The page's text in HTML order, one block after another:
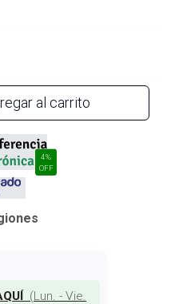
al carrito
4%
OFF
(Lun. - Vie.